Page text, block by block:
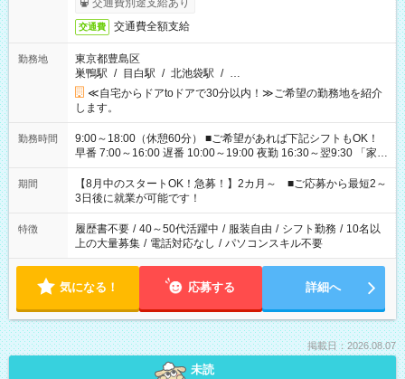
交通費別途支給あり
交通費 交通費全額支給
勤務地
東京都豊島区
巣鴨駅 / 目白駅 / 北池袋駅 / …
≪自宅からドアtoドアで30分以内！≫ご希望の勤務地を紹介
します。
勤務時間
9:00～18:00（休憩60分） ■ご希望があれば下記シフトもOK！
早番 7:00～16:00 遅番 10:00～19:00 夜勤 16:30～翌9:30 「家族
と休みを合わせたい」 「余裕を持って夕飯の準備がしたい」
「できれば残業はしたくない」 など、ご希望を教えてください
ね。 ※Wワーク希望の方へ 今ご覧のお仕事で希望する勤務時間
と、もう1つのお仕事の勤務時間。 合計で週40時間を超える場
合は応募できません。
期間
【8月中のスタートOK！急募！】2カ月～ ■ご応募から最短2～
3日後に就業が可能です！
特徴 履歴書不要 / 40～50代活躍中 / 服装自由 / シフト勤務 / 10名以
上の大量募集 / 電話対応なし / パソコンスキル不要
気になる！ 応募する 詳細へ
掲載日：2026.08.07
未読